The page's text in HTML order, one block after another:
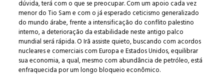
dúvida, terá com o que se preocupar. Com um apoio cada vez
menor do Tio Sam e com o já esperado ceticismo generalizado
do mundo árabe, frente a intensificação do conflito palestino
interno, a deterioração da estabilidade neste antigo palco
mundial será rápida. O Irã assiste quieto, buscando com acordos
nucleares e comerciais com Europa e Estados Unidos, equilibrar
sua economia, a qual, mesmo com abundância de petróleo, está
enfraquecida por um longo bloqueio econômico.